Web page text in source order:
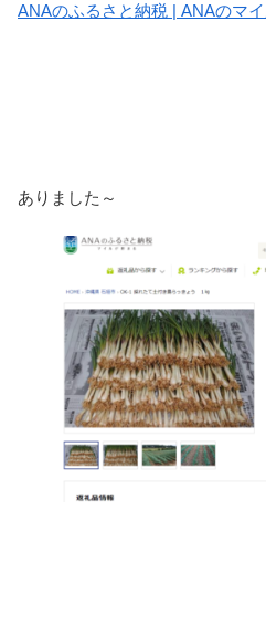
ANAのふるさと納税 | ANAのマ
ありました～